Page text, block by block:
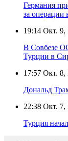
Германия
за операции
19:14 Окт. 9,
В Совбезе
Турции в
17:57 Окт. 8,
Дональд
22:38 Окт. 7,
Турция